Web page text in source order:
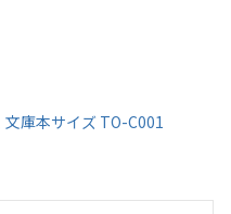
文庫本サイズ TO-C001